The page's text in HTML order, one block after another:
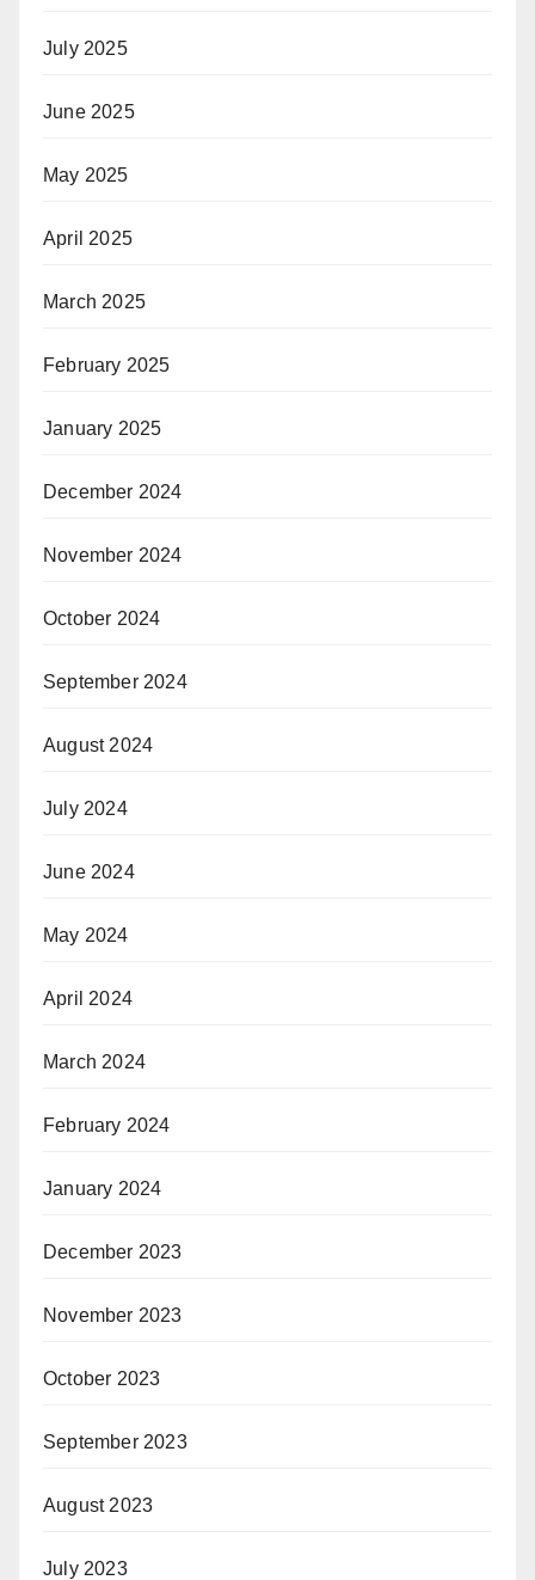
July 2025
June 2025
May 2025
April 2025
March 2025
February 2025
January 2025
December 2024
November 2024
October 2024
September 2024
August 2024
July 2024
June 2024
May 2024
April 2024
March 2024
February 2024
January 2024
December 2023
November 2023
October 2023
September 2023
August 2023
July 2023